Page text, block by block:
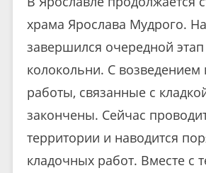
храма Ярослава Мудрого.
завершился очередной
колокольни. С возведением
работы, связанные с
закончены. Сейчас
территории и наводится
кладочных работ. Вместе с